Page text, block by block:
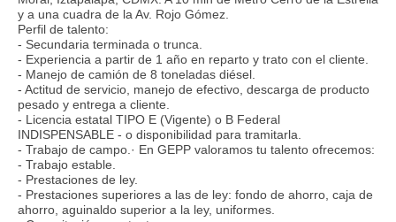
y a una cuadra de la Av. Rojo Gómez.
Perfil de talento:
- Secundaria terminada o trunca.
- Experiencia a partir de 1 año en reparto y trato con el cliente.
- Manejo de camión de 8 toneladas diésel.
- Actitud de servicio, manejo de efectivo, descarga de producto
pesado y entrega a cliente.
- Licencia estatal TIPO E (Vigente) o B Federal
INDISPENSABLE - o disponibilidad para tramitarla.
- Trabajo de campo.· En GEPP valoramos tu talento ofrecemos:
- Trabajo estable.
- Prestaciones de ley.
- Prestaciones superiores a las de ley: fondo de ahorro, caja de
ahorro, aguinaldo superior a la ley, uniformes.